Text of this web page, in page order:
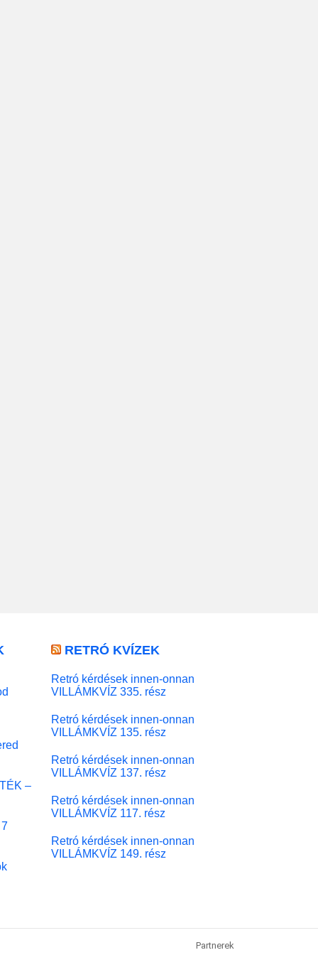
–
RETRÓ KVÍZEK
Retró kérdések innen-onnan
VILLÁMKVÍZ 335. rész
Retró kérdések innen-onnan
VILLÁMKVÍZ 135. rész
Retró kérdések innen-onnan
VILLÁMKVÍZ 137. rész
Retró kérdések innen-onnan
VILLÁMKVÍZ 117. rész
Retró kérdések innen-onnan
VILLÁMKVÍZ 149. rész
Partnerek